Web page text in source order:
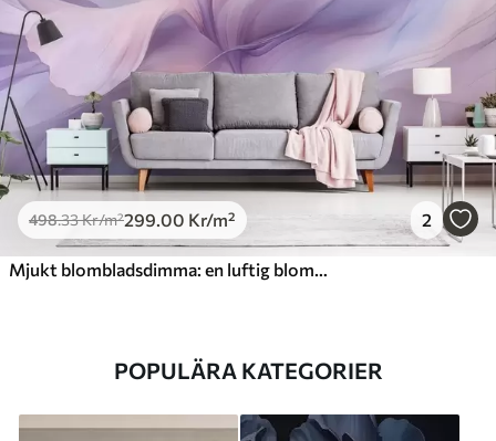
498.33Kr/m²299 .00 Kr/m² 2
POPULÄRA KATEGORIER